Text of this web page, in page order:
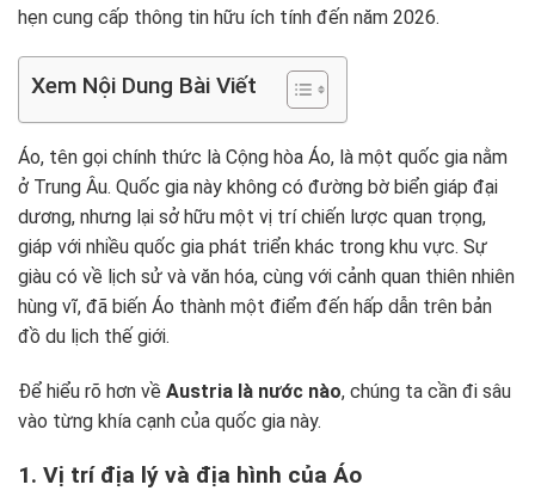
hẹn cung cấp thông tin hữu ích tính đến năm 2026.
Xem Nội Dung Bài Viết
Áo, tên gọi chính thức là Cộng hòa Áo, là một quốc gia nằm
ở Trung Âu. Quốc gia này không có đường bờ biển giáp đại
dương, nhưng lại sở hữu một vị trí chiến lược quan trọng,
giáp với nhiều quốc gia phát triển khác trong khu vực. Sự
giàu có về lịch sử và văn hóa, cùng với cảnh quan thiên nhiên
hùng vĩ, đã biến Áo thành một điểm đến hấp dẫn trên bản
đồ du lịch thế giới.
Để hiểu rõ hơn về Austria là nước nào, chúng ta cần đi sâu
vào từng khía cạnh của quốc gia này.
1. Vị trí địa lý và địa hình của Áo